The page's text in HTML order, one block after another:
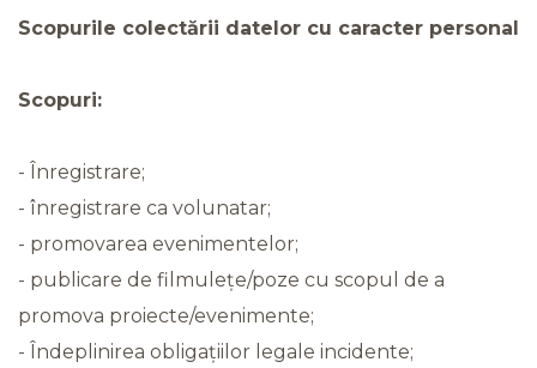
Scopurile colectării datelor cu caracter personal
Scopuri:
- Înregistrare;
- înregistrare ca volunatar;
- promovarea evenimentelor;
- publicare de filmulețe/poze cu scopul de a
promova proiecte/evenimente;
- Îndeplinirea obligațiilor legale incidente;